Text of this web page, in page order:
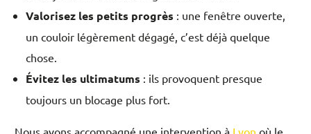
Valorisez les petits progrès : une fenêtre ouverte,
un couloir légèrement dégagé, c’est déjà quelque
chose.
Évitez les ultimatums : ils provoquent presque
toujours un blocage plus fort.